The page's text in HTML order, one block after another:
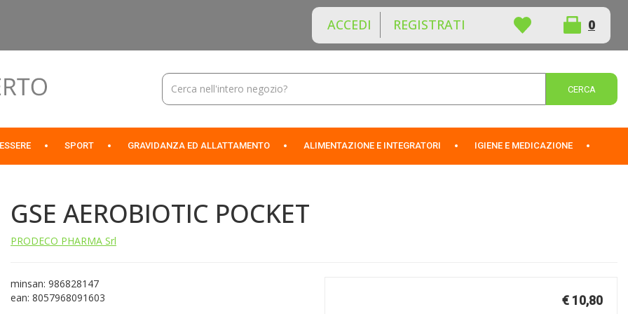
ACCEDI REGISTRATI 0
ARTICOLI
INSERITI
Cerca
Prodotto
SPORT GRAVIDANZA ED ALLATTAMENTO ALIMENTAZIONE E INTEGRATORI IGIENE E MEDICAZIONE
GSE AEROBIOTIC POCKET
PRODECO PHARMA Srl
minsan: 986828147
ean: 8057968091603
€ 10,80